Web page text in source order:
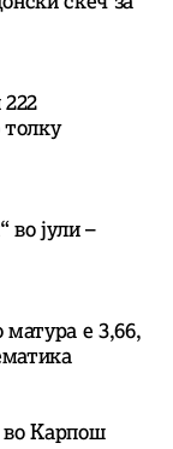
во јули –
е 3,66,
Карпош